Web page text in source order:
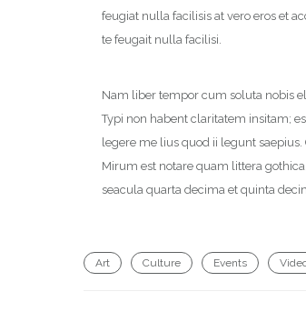
feugiat nulla facilisis at vero eros et
te feugait nulla facilisi.
Nam liber tempor cum soluta nobis
Typi non habent claritatem insitam;
legere me lius quod ii legunt
Mirum est notare quam littera
seacula quarta decima et quinta
Art Culture Events